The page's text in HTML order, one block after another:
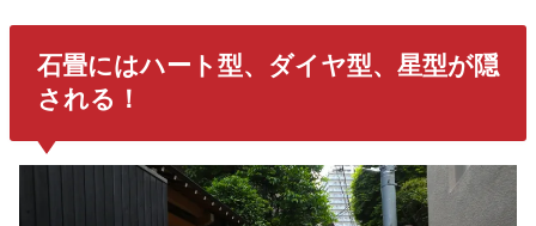
石畳にはハート型、ダイヤ型、星型が隠
される！